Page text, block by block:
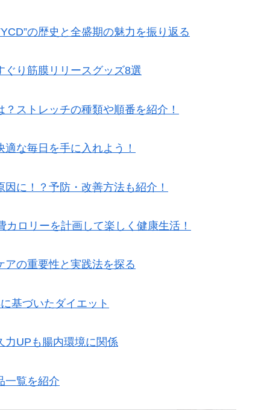
の歴史と全盛期の魅力を振り返る
り筋膜リリースグッズ8選
ストレッチの種類や順番を紹介！
な毎日を手に入れよう！
に！？予防・改善方法も紹介！
ロリーを計画して楽しく健康生活！
の重要性と実践法を探る
基づいたダイエット
UPも腸内環境に関係
一覧を紹介